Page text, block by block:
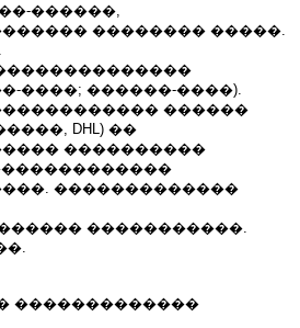
������,
�������� �����.
����; ������-����).
������
DHL) ��
����������
�������������
�����������.
�������������